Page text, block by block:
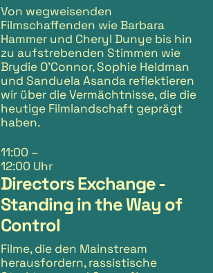
Von wegweisenden
Filmschaffenden wie Barbara
Hammer und Cheryl Dunye bis hin
zu aufstrebenden Stimmen wie
Brydie O’Connor, Sophie Heldman
und Sanduela Asanda reflektieren
wir über die Vermächtnisse, die die
heutige Filmlandschaft geprägt
haben.
11:00 –
12:00 Uhr
Directors Exchange -
Standing in the Way of
Control
Filme, die den Mainstream
herausfordern, rassistische